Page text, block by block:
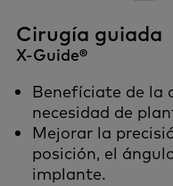
Cirugía guiada
X-Guide®
Benefíciate de la
necesidad de
Mejorar la
posición, el
implante.